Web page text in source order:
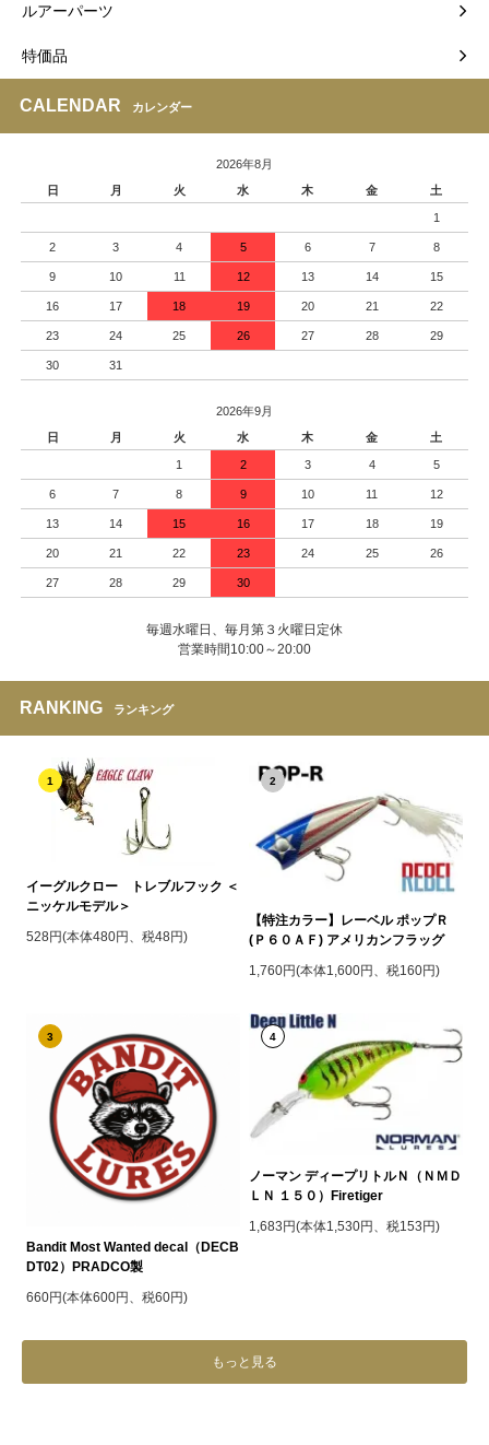
ルアーパーツ
特価品
CALENDAR カレンダー
2026年8月
日
月 火 水 木 金 土
1
2 3 4 5 6 7 8
9 10 11 12 13 14 15
16 17 18 19 20 21 22
23 24 25 26 27 28 29
30 31
2026年9月
日
月 火 水 木 金 土
1 2 3 4 5
6 7 8 9 10 11 12
13 14 15 16 17 18 19
20 21 22 23 24 25 26
27 28 29 30
毎週水曜日、毎月第３火曜日定休
営業時間10:00～20:00
RANKING ランキング
1
イーグルクロー トレブルフック ＜
ニッケルモデル＞
528円(本体480円、税48円)
2
【特注カラー】レーベル ポップＲ
(Ｐ６０ＡＦ) アメリカンフラッグ
1,760円(本体1,600円、税160円)
3
Bandit Most Wanted decal（DECB
DT02）PRADCO製
660円(本体600円、税60円)
4
ノーマン ディープリトルＮ（ＮＭＤ
ＬＮ １５０）Firetiger
1,683円(本体1,530円、税153円)
もっと見る